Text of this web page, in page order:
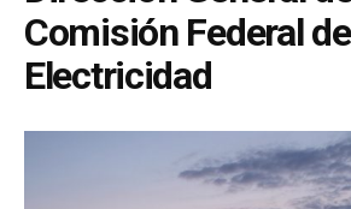
Comisión Federal de
Electricidad